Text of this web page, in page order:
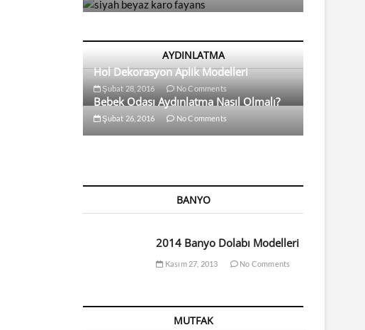
n
AYDINLATMA
Hol Dekorasyon Aplik Modelleri
Şubat 28, 2016 No Comments
Bebek Odası Aydınlatma Nasıl Olmalı?
Şubat 26, 2016 No Comments
BANYO
2014 Banyo Dolabı Modelleri
Kasım 27, 2013 No Comments
MUTFAK